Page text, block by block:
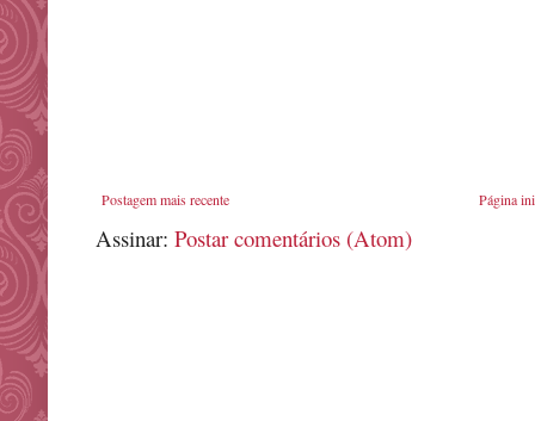
Postagem mais recente Página
Assinar: Postar comentários (Atom)